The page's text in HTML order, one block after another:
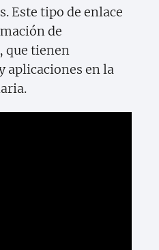
Este tipo de enlace
de
que tienen
aplicaciones en la